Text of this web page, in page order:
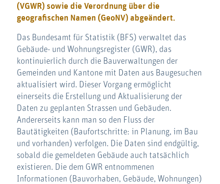
(VGWR) sowie die Verordnung über die
geografischen Namen (GeoNV) abgeändert.
Das Bundesamt für Statistik (BFS) verwaltet das
Gebäude- und Wohnungsregister (GWR), das
kontinuierlich durch die Bauverwaltungen der
Gemeinden und Kantone mit Daten aus Baugesuchen
aktualisiert wird. Dieser Vorgang ermöglicht
einerseits die Erstellung und Aktualisierung der
Daten zu geplanten Strassen und Gebäuden.
Andererseits kann man so den Fluss der
Bautätigkeiten (Baufortschritte: in Planung, im Bau
und vorhanden) verfolgen. Die Daten sind endgültig,
sobald die gemeldeten Gebäude auch tatsächlich
existieren. Die dem GWR entnommenen
Informationen (Bauvorhaben, Gebäude, Wohnungen)